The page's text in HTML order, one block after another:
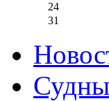
24
31